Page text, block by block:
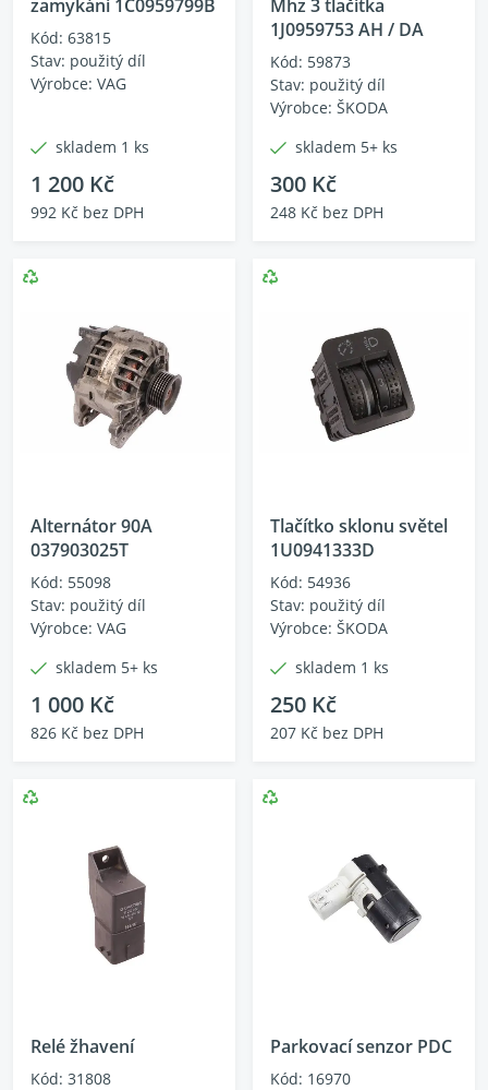
zamykání 1C0959799B
Kód: 63815
Stav: použitý díl
Výrobce: VAG
skladem 1 ks
1 200 Kč
992 Kč bez DPH
Mhz 3 tlačítka
1J0959753 AH / DA
Kód: 59873
Stav: použitý díl
Výrobce: ŠKODA
skladem 5+ ks
300 Kč
248 Kč bez DPH
Alternátor 90A
037903025T
Kód: 55098
Stav: použitý díl
Výrobce: VAG
skladem 5+ ks
1 000 Kč
826 Kč bez DPH
Tlačítko sklonu světel
1U0941333D
Kód: 54936
Stav: použitý díl
Výrobce: ŠKODA
skladem 1 ks
250 Kč
207 Kč bez DPH
Relé žhavení
Kód: 31808
Parkovací senzor PDC
Kód: 16970